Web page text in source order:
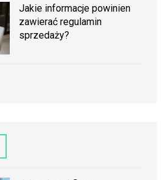
Jakie informacje powinien
zawierać regulamin
sprzedaży?